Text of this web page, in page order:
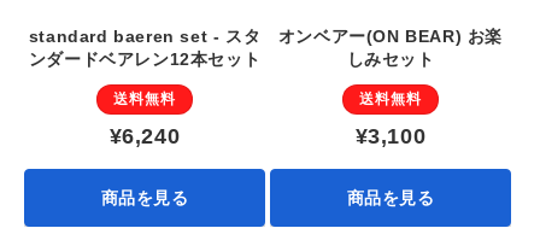
standard baeren set - スタ
ンダードベアレン12本セット
送料無料
¥6,240
商品を見る
オンベアー(ON BEAR) お楽
しみセット
送料無料
¥3,100
商品を見る